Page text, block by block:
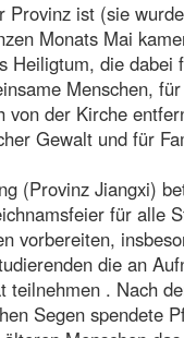
Provinz ist (sie
Monats Mai
Heiligtum, die dabei
Menschen,
von der Kirche
Gewalt und für
(Provinz Jiangxi)
für alle
vorbereiten,
die an
teilnehmen . Nach
Segen spendete